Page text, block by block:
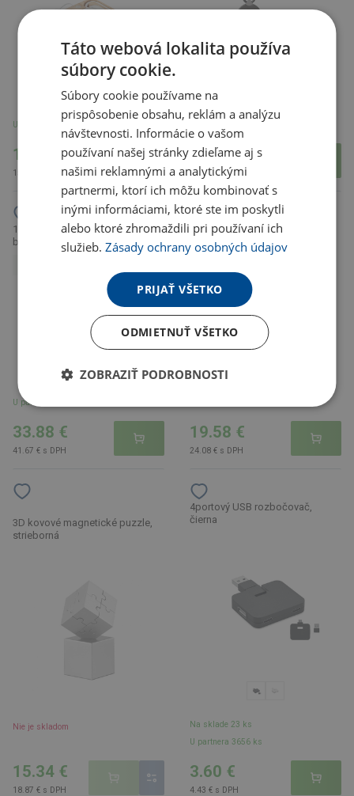
U partnera 1137 ks
12.21 €
15.02 € s DPH
U partnera 3477 ks
15.03 €
18.49 € s DPH
15W reproduktor s bezdrôtovým,
biela
U partnera 414 ks
33.88 €
41.67 € s DPH
32GB USB disk s porty USB-C a
USB-A 3.0 Duo Slim, biela
19.58 €
24.08 € s DPH
3D kovové magnetické puzzle,
strieborná
Nie je skladom
15.34 €
18.87 € s DPH
4portový USB rozbočovač,
čierna
Na sklade 23 ks
U partnera 3656 ks
3.60 €
4.43 € s DPH
Táto webová lokalita používa
súbory cookie.
Súbory cookie používame na
prispôsobenie obsahu, reklám a analýzu
návštevnosti. Informácie o vašom
používaní našej stránky zdieľame aj s
našimi reklamnými a analytickými
partnermi, ktorí ich môžu kombinovať s
inými informáciami, ktoré ste im poskytli
alebo ktoré zhromaždili pri používaní ich
služieb.Zásady ochrany osobných údajov
PRIJAŤ VŠETKO
ODMIETNUŤ VŠETKO
ZOBRAZIŤ PODROBNOSTI